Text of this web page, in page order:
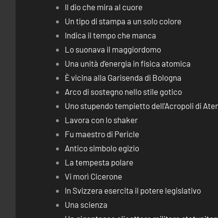
Il dio che mira al cuore
Un tipo di stampa a un solo colore
Indica il tempo che manca
Lo suonava il maggiordomo
Una unità d’energia in fisica atomica
È vicina alla Garisenda di Bologna
Arco di sostegno nello stile gotico
Uno stupendo tempietto dell’Acropoli di
Lavora con lo shaker
Fu maestro di Pericle
Antico simbolo egizio
La tempesta polare
Vi morì Cicerone
In Svizzera esercita il potere legislativo
Una scienza